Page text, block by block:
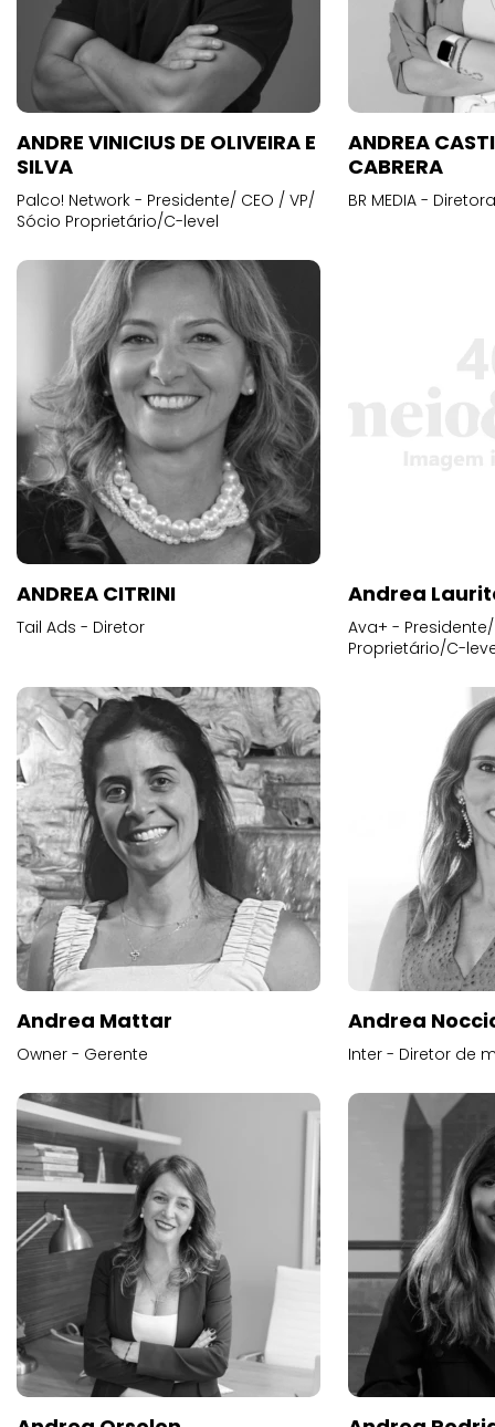
ANDRE VINICIUS DE OLIVEIRA E
SILVA
Palco! Network - Presidente/ CEO / VP/
Sócio Proprietário/C-level
ANDREA
CABRERA
BR MEDIA -
ANDREA CITRINI
Tail Ads - Diretor
Andrea
Ava+ -
Proprietário/C-
Andrea Mattar
Owner - Gerente
Andrea
Inter - Diretor de